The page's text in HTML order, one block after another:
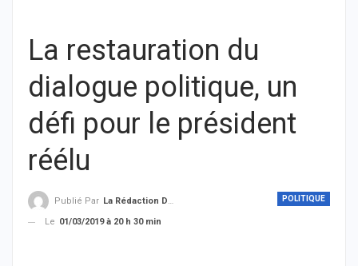
La restauration du
dialogue politique, un
défi pour le président
réélu
POLITIQUE
Publié Par La Rédaction De THIEYSENEGAL.com
Le 01/03/2019 à 20 h 30 min